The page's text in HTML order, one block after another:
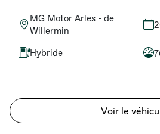
MG Motor Arles - de
Willermin
Hybride
Voir le